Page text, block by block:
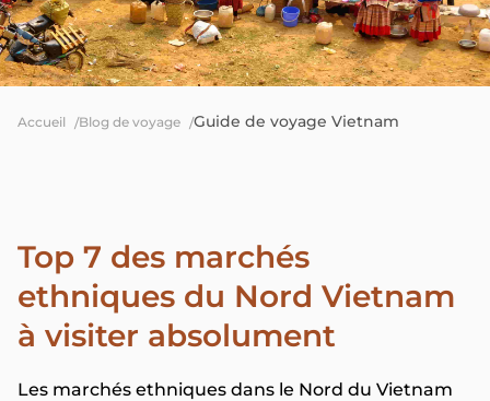
Accueil Blog de voyage Guide de voyage Vietnam
Top 7 des marchés
ethniques du Nord Vietnam
à visiter absolument
Les marchés ethniques dans le Nord du Vietnam